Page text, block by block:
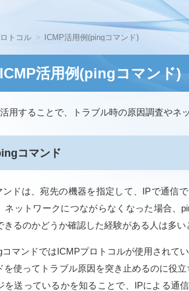
トコル ICMP活用例(pingコマンド)
ICMP活用例(pingコマンド)
用することで、トラブル時の原因調査やネ
コマンド
ンドは、宛先の機器を指定して、IPで通信
ネットワークにつながらなくなった場合、
きるのかどうか確認した経験がある人は多い
コマンドではICMPプロトコルが使用されて
を使ってトラブル原因を突き止めるのに役
を送っているかを知ることで、IPによる通